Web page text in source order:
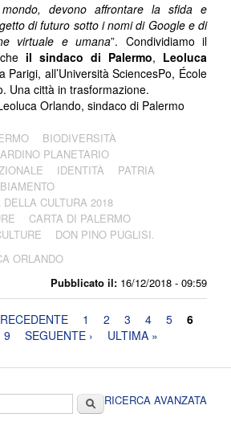
Pubblicato il: 16/12/2018 - 09:59
devono affrontare la sfida e
di futuro sotto i nomi di Google e di
virtuale e umana”. Condividiamo il
il sindaco di Palermo, Leoluca
Parigi, all’Università SciencesPo, École
Una città in trasformazione.
Orlando, sindaco di Palermo
BIODIVERSITÀ
PLANETARIO
IDENTITÀ
PATRIA
CULTURA 2018
CARTA DI PALERMO
DON PINO PUGLISI.
ORLANDO
1 2 3 4 5
6
9 SEGUENTE › ULTIMA »
CercaRICERCA AVANZATA